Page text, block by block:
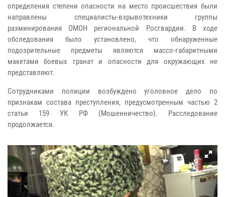
определения степени опасности на место происшествия были
направлены специалисты-взрывотехники группы
разминирования ОМОН региональной Росгвардии. В ходе
обследования было установлено, что обнаруженные
подозрительные предметы являются массо-габаритными
макетами боевых гранат и опасности для окружающих не
представляют.
Сотрудниками полиции возбуждено уголовное дело по
признакам состава преступления, предусмотренным частью 2
статьи 159 УК РФ (Мошенничество). Расследование
продолжается.